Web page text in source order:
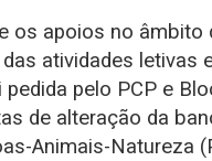
os apoios no âmbito
atividades letivas
pelo PCP e
de alteração da
Animais-Natureza